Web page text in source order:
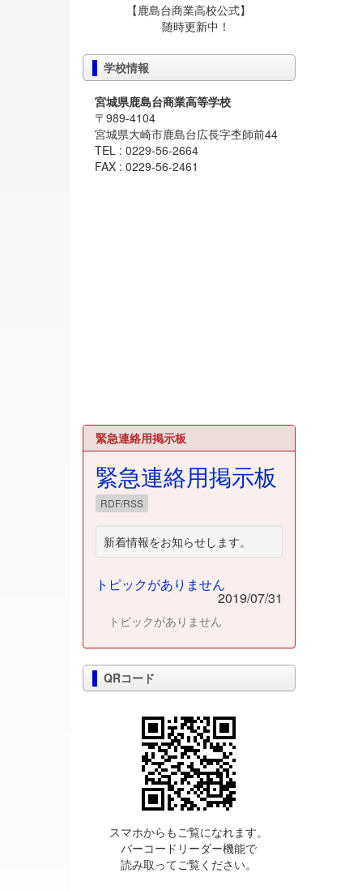
【鹿島台商業高校公式】
随時更新中！
学校情報
宮城県鹿島台商業高等学校
〒989-4104
宮城県大崎市鹿島台広長字杢師前44
TEL : 0229-56-2664
FAX : 0229-56-2461
緊急連絡用掲示板
緊急連絡用掲示板
RDF/RSS
新着情報をお知らせします。
トピックがありません
2019/07/31
トピックがありません
QRコード
スマホからもご覧になれます。
バーコードリーダー機能で
読み取ってご覧ください。